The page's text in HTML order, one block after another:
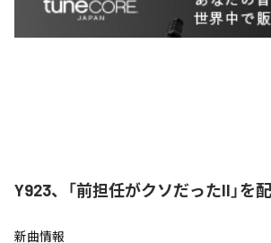
Y923、「前担任がクソだったII」を
新曲情報